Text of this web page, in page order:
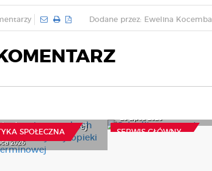
Dodane przez: Ewelina Kocemba
SPOŁECZNA
długoterminowej
2026
SERWIS GŁÓWNY
20 Lipca 2026